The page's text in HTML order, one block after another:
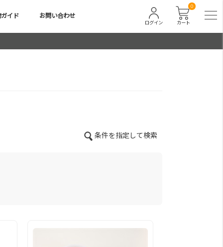
イド お問い合わせ
カート
0
ログイン
条件を指定して検索